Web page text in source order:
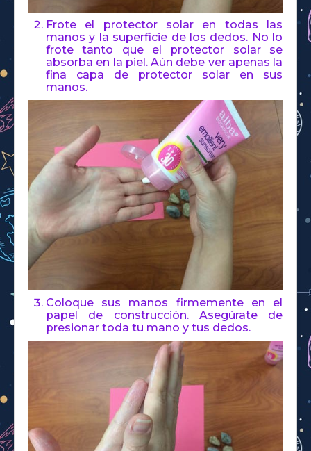
Frote el protector solar en todas las
manos y la superficie de los dedos. No lo
frote tanto que el protector solar se
absorba en la piel. Aún debe ver apenas la
fina capa de protector solar en sus
manos.
Coloque sus manos firmemente en el
papel de construcción. Asegúrate de
presionar toda tu mano y tus dedos.